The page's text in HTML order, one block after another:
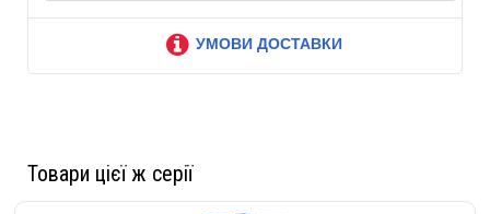
УМОВИ ДОСТАВКИ
Товари цієї ж серії